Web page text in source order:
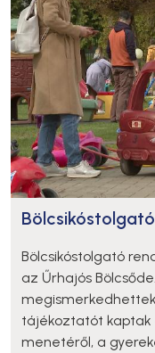
Bölcsikóstolgató
az Űrhajós
tájékoztatót
menetéről, a